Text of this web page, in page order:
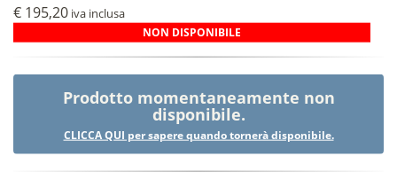
€ 195,20 iva inclusa
NON DISPONIBILE
Prodotto momentaneamente non
disponibile.
CLICCA QUI per sapere quando tornerà disponibile.